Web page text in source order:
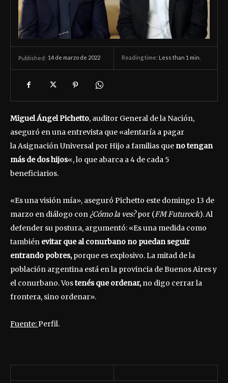
Published: 14 de marzo de 2022 Reading time: Less than 1 min.
Miguel Ángel Pichetto, auditor General de la Nación,
aseguró en una entrevista que «alentaría a pagar
la Asignación Universal por Hijo a familias que no tengan
más de dos hijos«, lo que abarca a 4 de cada 5
beneficiarios.
«Es una visión mía», aseguró Pichetto este domingo 13 de
marzo en diálogo con¿Cómo la ves?por (FM Futurock). Al
defender su postura, argumentó: «Es una medida como
también evitar que al conurbano no puedan seguir
entrando pobres,porque es explosivo. La mitad de la
población argentina está en la provincia de Buenos Aires y
el conurbano. Vostenés que ordenar,no digo cerrar la
frontera, sino ordenar».
Fuente:Perfil.